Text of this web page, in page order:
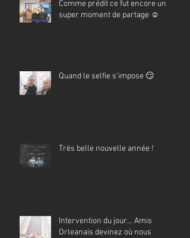
Comme prédit ce fut encore un
super moment de partage ☺️
Quand le selfie s'impose 😏
Très belle nouvelle année !
Intervention du jour... Amis
Orleanais devinez où nous